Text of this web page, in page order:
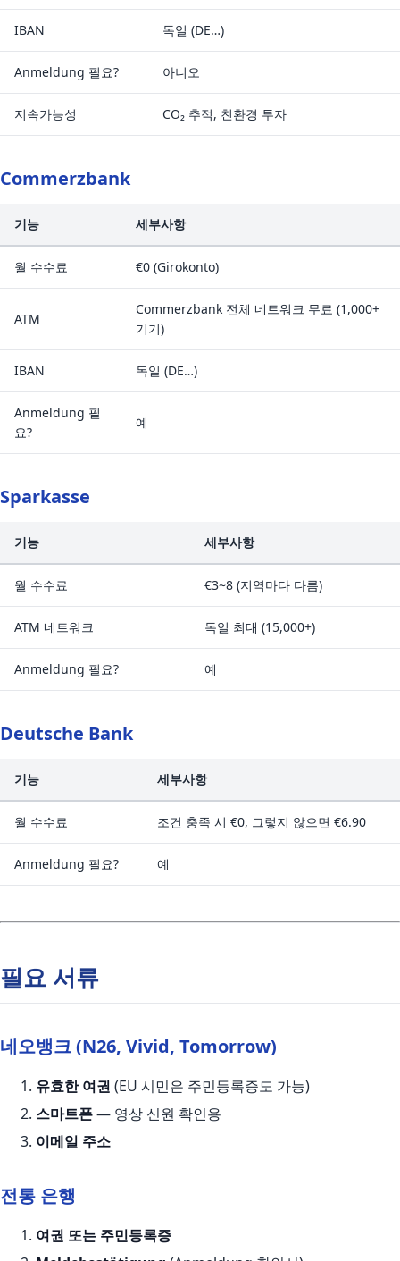
IBAN 독일 (DE…)
Anmeldung 필요? 아니오
지속가능성 CO₂ 추적, 친환경 투자
Commerzbank
기능 세부사항
월 수수료 €0 (Girokonto)
ATM
Commerzbank 전체 네트워크 무료 (1,000+
기기)
IBAN 독일 (DE…)
Anmeldung 필
요?
예
Sparkasse
기능 세부사항
월 수수료 €3~8 (지역마다 다름)
ATM 네트워크 독일 최대 (15,000+)
Anmeldung 필요? 예
Deutsche Bank
기능 세부사항
월 수수료 조건 충족 시 €0, 그렇지 않으면 €6.90
Anmeldung 필요? 예
필요 서류
네오뱅크 (N26, Vivid, Tomorrow)
유효한 여권 (EU 시민은 주민등록증도 가능)
스마트폰— 영상 신원 확인용
이메일 주소
전통 은행
여권 또는 주민등록증